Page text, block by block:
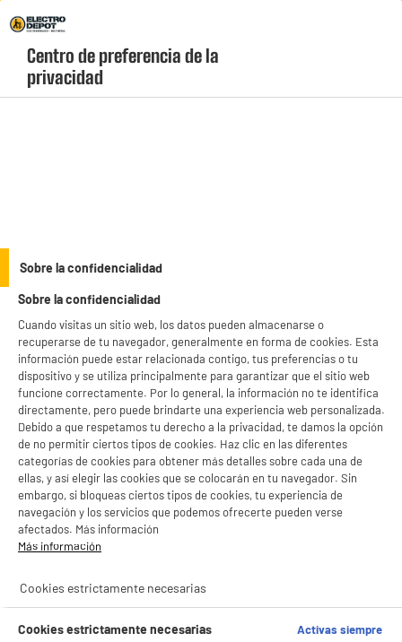
Menú
geolocation-header-icon-text
account
Centro de preferencia de la
privacidad
Sobre la confidencialidad
Sobre la confidencialidad
Cuando visitas un sitio web, los datos pueden almacenarse o
recuperarse de tu navegador, generalmente en forma de cookies. Esta
información puede estar relacionada contigo, tus preferencias o tu
dispositivo y se utiliza principalmente para garantizar que el sitio web
funcione correctamente. Por lo general, la información no te identifica
directamente, pero puede brindarte una experiencia web personalizada.
Debido a que respetamos tu derecho a la privacidad, te damos la opción
de no permitir ciertos tipos de cookies. Haz clic en las diferentes
categorías de cookies para obtener más detalles sobre cada una de
ellas, y así elegir las cookies que se colocarán en tu navegador. Sin
embargo, si bloqueas ciertos tipos de cookies, tu experiencia de
navegación y los servicios que podemos ofrecerte pueden verse
afectados. Más información
Más información
Cookies estrictamente necesarias
Cookies estrictamente necesarias
Activas siempre